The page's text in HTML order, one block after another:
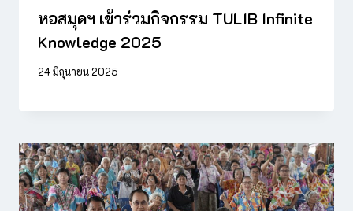
หอสมุดฯ เข้าร่วมกิจกรรม TULIB Infinite
Knowledge 2025
24 มิถุนายน 2025